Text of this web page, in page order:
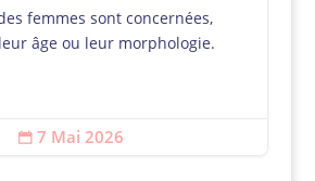
femmes sont concernées,
âge ou leur morphologie.
 7 Mai 2026